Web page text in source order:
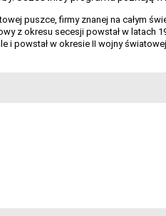
puszce, firmy znanej na całym
z okresu secesji powstał w
powstał w okresie II wojny